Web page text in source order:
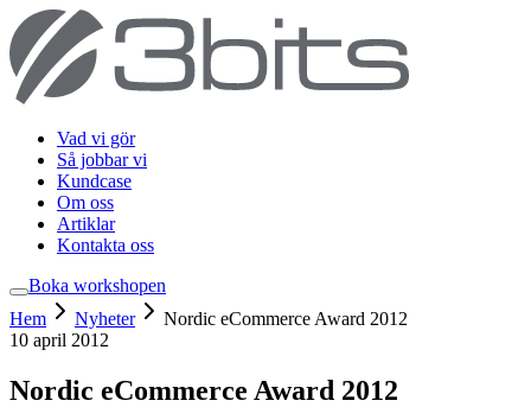
Vad vi gör
Så jobbar vi
Kundcase
Om oss
Artiklar
Kontakta oss
Boka workshopen
Hem
Nyheter
Nordic eCommerce Award 2012
10 april 2012
Nordic eCommerce Award 2012